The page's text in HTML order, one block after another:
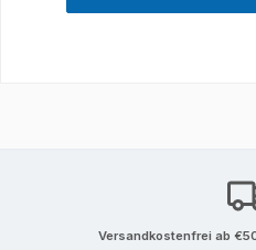
Versandkostenfrei ab